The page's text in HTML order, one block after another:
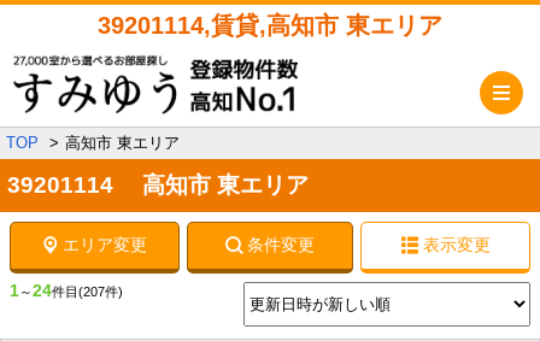
39201114,賃貸,高知市 東エリア
TOP 高知市 東エリア
39201114 高知市 東エリア
エリア変更 条件変更 表示変更
1～24件目 (207件)